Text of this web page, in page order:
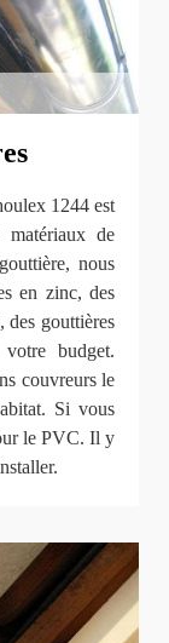
1244 est
de
nous
en zinc, des
des gouttières
budget.
couvreurs le
Si vous
le PVC. Il y